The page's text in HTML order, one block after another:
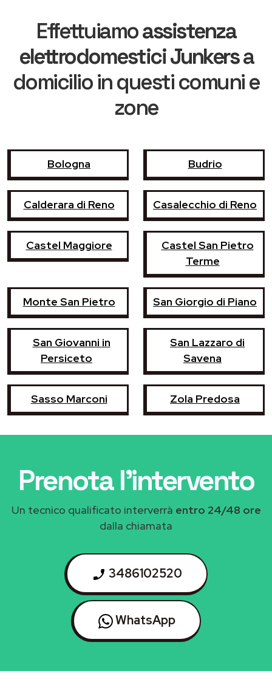
Effettuiamoassistenza
elettrodomestici Junkersa
domicilio in questi comuni e
zone
Bologna Budrio
Calderara di Reno Casalecchio di Reno
Castel Maggiore
Castel San Pietro
Terme
Monte San Pietro San Giorgio di Piano
San Giovanni in
Persiceto
San Lazzaro di
Savena
Sasso Marconi Zola Predosa
Prenota l'intervento
Un tecnico qualificato interverrà entro 24/48 ore
dalla chiamata
3486102520
WhatsApp